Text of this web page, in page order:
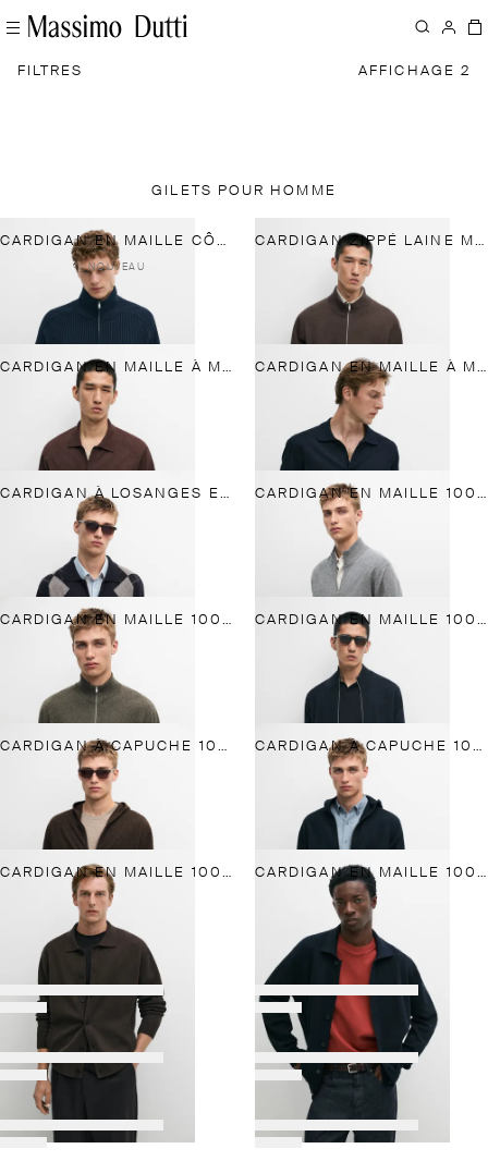
FILTRES AFFICHAGE 2
GILETS POUR HOMME
CARDIGAN EN MAILLE CÔTELÉE 100 % COTON
NOUVEAU
CARDIGAN ZIPPÉ LAINE MÉLANGÉE
CARDIGAN EN MAILLE À MANCHES COURTES ET BOUTONS CARDIGAN EN MAILLE À MANCHES COURTES ET BOUTONS
CARDIGAN À LOSANGES ET BOUTONS 100 % CACHEMIRE CARDIGAN EN MAILLE 100 % CACHEMIRE À FERMETURE ÉCLAIR
CARDIGAN EN MAILLE 100 % CACHEMIRE À FERMETURE ÉCLAIR CARDIGAN EN MAILLE 100 % CACHEMIRE À FERMETURE ÉCLAIR
CARDIGAN À CAPUCHE 100 % CACHEMIRE CARDIGAN À CAPUCHE 100 % CACHEMIRE
CARDIGAN EN MAILLE 100 % COTON À COL POLO CARDIGAN EN MAILLE 100 % COTON À COL POLO